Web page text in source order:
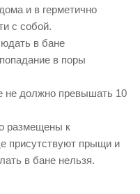
и в герметично
с собой.
в бане
в поры
не должно превышать 10
размещены к
присутствуют прыщи и
в бане нельзя.